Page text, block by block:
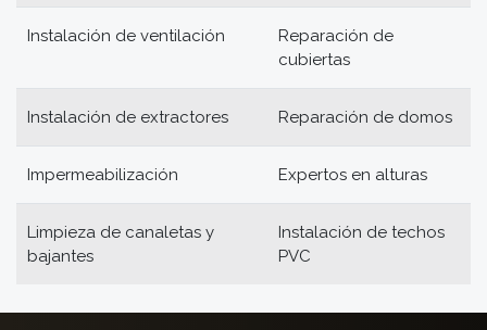
Instalación de ventilación
Reparación de
cubiertas
Instalación de extractores Reparación de domos
Impermeabilización Expertos en alturas
Limpieza de canaletas y
bajantes
Instalación de techos
PVC